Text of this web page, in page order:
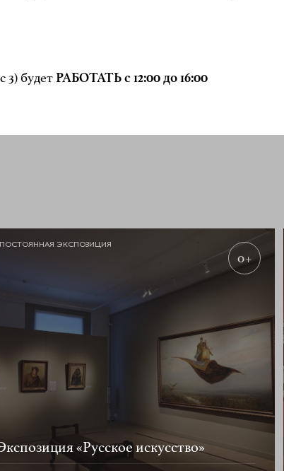
3) будетРАБОТАТЬ с 12:00 до 16:00
ПОСТОЯННАЯ ЭКСПОЗИЦИЯ
0+
«Русское искусство»